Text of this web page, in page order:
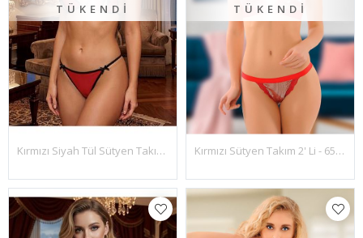
TÜKENDI
Kırmızı Siyah Tül Sütyen Takım 2' Li - 6522
TÜKENDI
Kırmızı Sütyen Takım 2' Li - 6535